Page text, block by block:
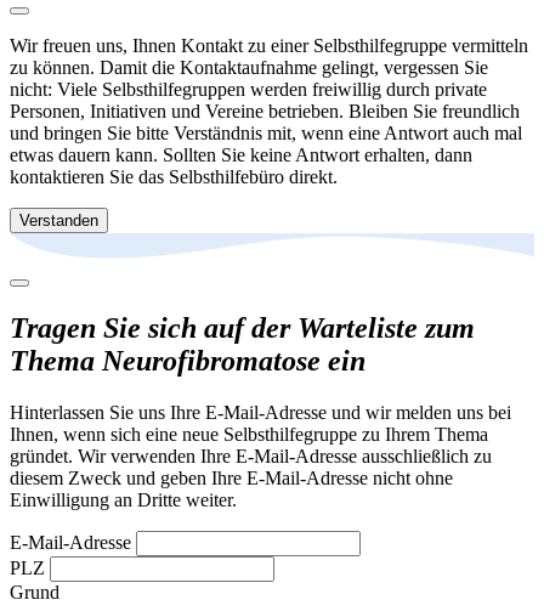
Wir freuen uns, Ihnen Kontakt zu einer Selbsthilfegruppe vermitteln
zu können. Damit die Kontaktaufnahme gelingt, vergessen Sie
nicht: Viele Selbsthilfegruppen werden freiwillig durch private
Personen, Initiativen und Vereine betrieben. Bleiben Sie freundlich
und bringen Sie bitte Verständnis mit, wenn eine Antwort auch mal
etwas dauern kann. Sollten Sie keine Antwort erhalten, dann
kontaktieren Sie das Selbsthilfebüro direkt.
Verstanden
Tragen Sie sich auf der Warteliste zum
Thema Neurofibromatose ein
Hinterlassen Sie uns Ihre E-Mail-Adresse und wir melden uns bei
Ihnen, wenn sich eine neue Selbsthilfegruppe zu Ihrem Thema
gründet. Wir verwenden Ihre E-Mail-Adresse ausschließlich zu
diesem Zweck und geben Ihre E-Mail-Adresse nicht ohne
Einwilligung an Dritte weiter.
E-Mail-Adresse
PLZ
Grund